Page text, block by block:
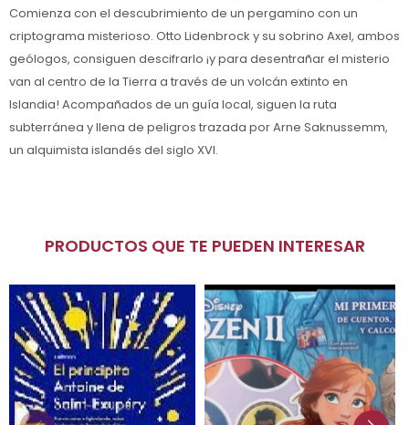
Comienza con el descubrimiento de un pergamino con un
criptograma misterioso. Otto Lidenbrock y su sobrino Axel, ambos
geólogos, consiguen descifrarlo ¡y para desentrañar el misterio
van al centro de la Tierra a través de un volcán extinto en
Islandia! Acompañados de un guía local, siguen la ruta
subterránea y llena de peligros trazada por Arne Saknussemm,
un alquimista islandés del siglo XVI.
PRODUCTOS QUE TE PUEDEN INTERESAR